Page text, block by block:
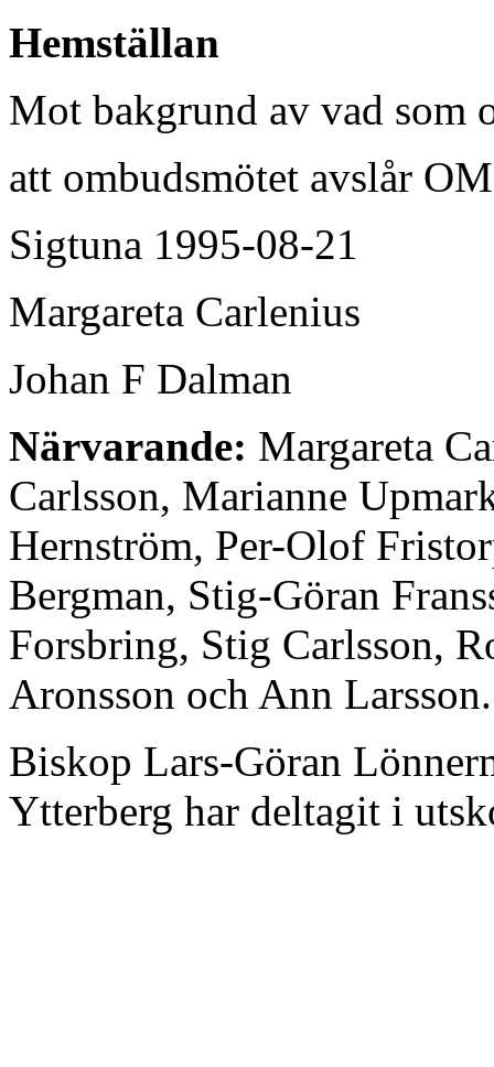
Hemställan
Mot bakgrund av vad som
att ombudsmötet avslår
Sigtuna 1995-08-21
Margareta Carlenius
Johan F Dalman
Närvarande: Margareta
Carlsson, Marianne
Hernström, Per-Olof
Bergman, Stig-Göran
Forsbring, Stig Carlsson,
Aronsson och Ann Larsson.
Biskop Lars-Göran
Ytterberg har deltagit i